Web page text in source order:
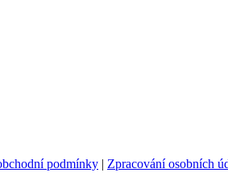
podmínky | Zpracování osobních